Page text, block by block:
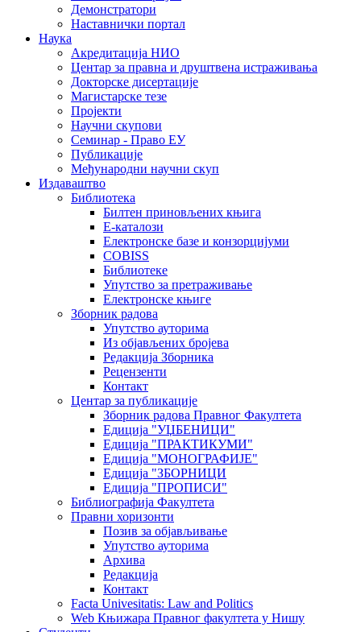
Демонстратори
Наставнички портал
Наука
Акредитација НИО
Центар за правна и друштвена истраживања
Докторске дисертације
Магистарске тезе
Пројекти
Научни скупови
Семинар - Право ЕУ
Публикације
Међународни научни скуп
Издаваштво
Библиотека
Билтен приновљених књига
Е-каталози
Електронске базе и конзорцијуми
COBISS
Библиотеке
Упутство за претраживање
Електронске књиге
Зборник радова
Упутство ауторима
Из објављених бројева
Редакција Зборника
Рецензенти
Контакт
Центар за публикације
Зборник радова Правног Факултета
Едиција "УЏБЕНИЦИ"
Едиција "ПРАКТИКУМИ"
Едиција "МОНОГРАФИЈЕ"
Едиција "ЗБОРНИЦИ
Едиција "ПРОПИСИ"
Библиографија Факултета
Правни хоризонти
Позив за објављивање
Упутство ауторима
Архива
Редакција
Контакт
Facta Univesitatis: Law and Politics
Web Књижара Правног факултета у Нишу